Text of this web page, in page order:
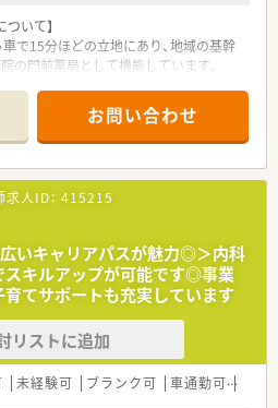
いて】
で15分ほどの立地にあり、地域の基幹
の門前薬局として機能しています。
度応需しており、幅広い処方知識が習
名の複数名体制で、17時30分までの開
業務に取り組め、プライベートの時間も
について】
募集ですが、かかりつけ薬剤師や健康サ
を積極的に採用しています。
ばまで相談可能で、40代までは未経験
カー通勤が可能な方を歓迎しています。
ま一人ひとりと向き合った質の高い服薬
意欲のある方に最適な求人です。
お問い合わせ
人ID： 415215
広いキャリアパスが魅力◎＞内科
スキルアップが可能です◎事業
育てサポートも充実しています
リストに追加
未経験可 ブランク可 車通勤可